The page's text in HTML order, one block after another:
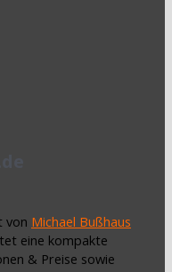
von Michael Bußhaus
eine kompakte
& Preise sowie